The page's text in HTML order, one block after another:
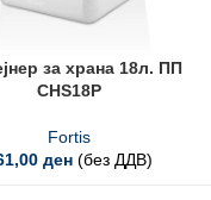
за храна 18л. ПП
CHS18P
Fortis
ден (без ДДВ)